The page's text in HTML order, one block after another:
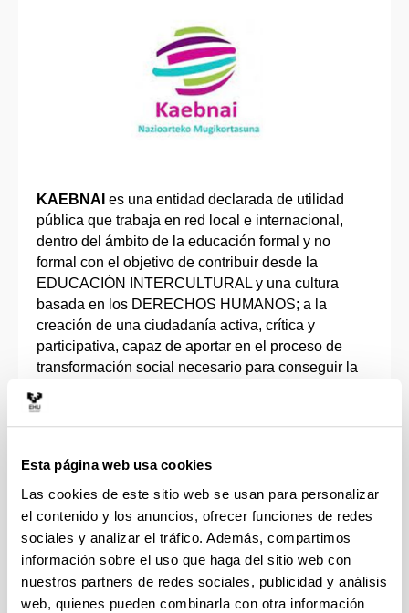
Esta página web usa cookies
Las cookies de este sitio web se usan para personalizar
el contenido y los anuncios, ofrecer funciones de redes
sociales y analizar el tráfico. Además, compartimos
información sobre el uso que haga del sitio web con
nuestros partners de redes sociales, publicidad y análisis
web, quienes pueden combinarla con otra información
KAEBNAI es una entidad declarada de utilidad
pública que trabaja en red local e internacional,
dentro del ámbito de la educación formal y no
formal con el objetivo de contribuir desde la
EDUCACIÓN INTERCULTURAL y una cultura
basada en los DERECHOS HUMANOS; a la
creación de una ciudadanía activa, crítica y
participativa, capaz de aportar en el proceso de
transformación social necesario para conseguir la
PROGRAMA DE VOLUNTARIADO
La posibilidad de voluntariado se ofrece para
distintos programas o actividades en 6 áreas de
trabajo:
Orientación y asesoramiento.